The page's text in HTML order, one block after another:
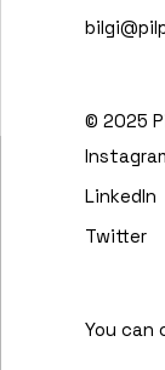
© 2025
LinkedIn
Twitter
You can